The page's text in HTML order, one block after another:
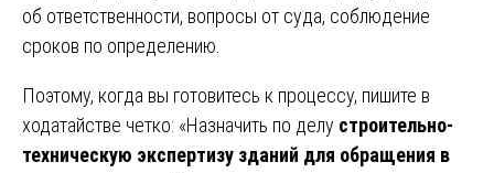
об ответственности, вопросы от суда, соблюдение
сроков по определению.
Поэтому, когда вы готовитесь к процессу, пишите в
ходатайстве четко: «Назначить по делу строительно-
техническую экспертизу зданий для обращения в